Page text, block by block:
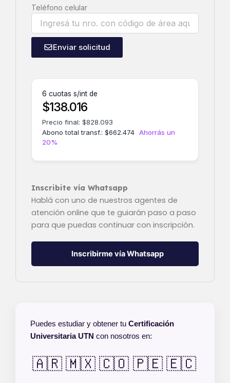
Teléfono celular
Enviar solicitud
6 cuotas s/int de
$138.016
Precio final: $828.093
Abono total transf.: $662.474 Ahorrás un
20%
Inscribite vía Whatsapp
Hablá con uno de nuestros agentes de
atención online que te guiarán paso a paso
para que puedas continuar con inscripción.
Inscribirme vía Whatsapp
Puedes estudiar y obtener tuCertificación
Universitaria UTN con nosotros en:
🇦🇷 🇲🇽 🇨🇴 🇵🇪 🇪🇨